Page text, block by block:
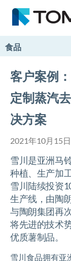
容食品
客户案例
定制蒸汽
决方案
2021年10月15日
雪川是亚洲马
种植、生产加
雪川陆续投资
生产线，由陶
与陶朗集团再
将先进的技术
优质薯制品。
雪川食品拥有亚